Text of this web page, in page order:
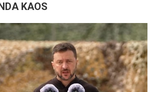
KAOS